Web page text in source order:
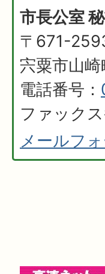
市長公室
〒671-
宍粟市山
電話番号：
ファック
メールフ